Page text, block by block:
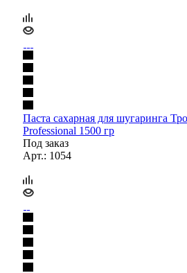
Паста сахарная для шугаринга
Professional 1500 гр
Под заказ
Арт.: 1054